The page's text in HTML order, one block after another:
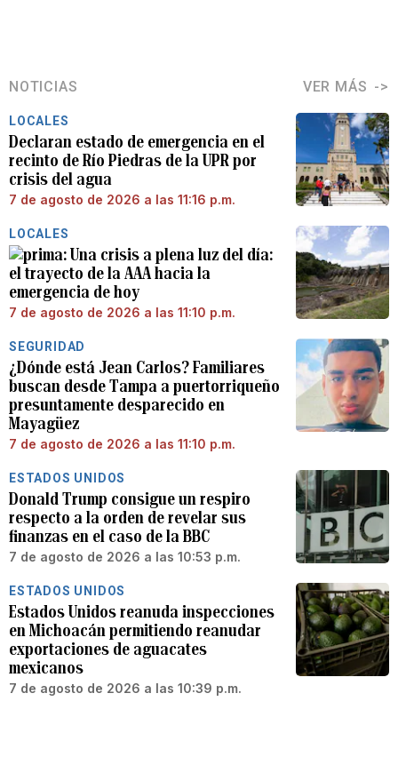
NOTICIAS VER MÁS
LOCALES
Declaran estado de emergencia en el
recinto de Río Piedras de la UPR por
crisis del agua
7 de agosto de 2026 a las 11:16 p.m.
LOCALES
Una crisis a plena luz del día:
el trayecto de la AAA hacia la
emergencia de hoy
7 de agosto de 2026 a las 11:10 p.m.
SEGURIDAD
¿Dónde está Jean Carlos? Familiares
buscan desde Tampa a puertorriqueño
presuntamente desparecido en
Mayagüez
7 de agosto de 2026 a las 11:10 p.m.
ESTADOS UNIDOS
Donald Trump consigue un respiro
respecto a la orden de revelar sus
finanzas en el caso de la BBC
7 de agosto de 2026 a las 10:53 p.m.
ESTADOS UNIDOS
Estados Unidos reanuda inspecciones
en Michoacán permitiendo reanudar
exportaciones de aguacates
mexicanos
7 de agosto de 2026 a las 10:39 p.m.